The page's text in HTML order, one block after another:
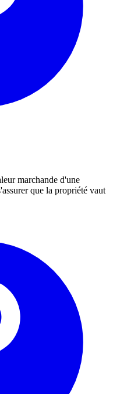
marchande d'une
que la propriété vaut